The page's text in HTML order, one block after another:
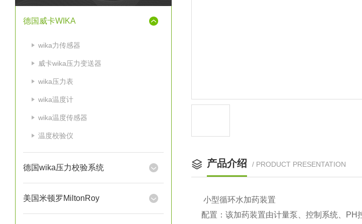
德国威卡WIKA
wika力传感器
威卡wika压力变送器
wika压力表
wika温度计
wika温度传感器
温度校验仪
德国wika压力校验系统
美国米顿罗MiltonRoy
产品介绍 / PRODUCT PRESENTATION
小型循环水加药装置
配置：该加药装置由计量泵、控制系统、PH